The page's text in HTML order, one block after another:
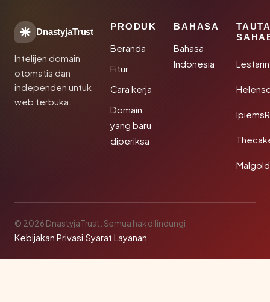
DnastyjaTrust
Intelijen domain
otomatis dan
independen untuk
web terbuka.
PRODUK
Beranda
Fitur
Cara kerja
Domain
yang baru
diperiksa
BAHASA
Bahasa
Indonesia
© 2026 DnastyjaTrust. Semua hak dilindungi.
Kebijakan Privasi·Syarat Layanan